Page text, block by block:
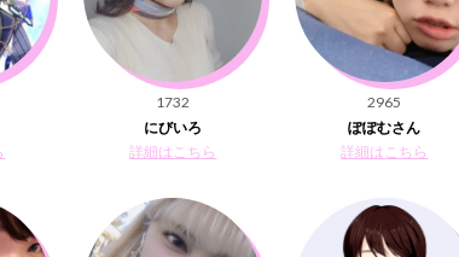
1732
にびいろ
詳細はこちら
2965
ぽぽむさん
詳細はこちら